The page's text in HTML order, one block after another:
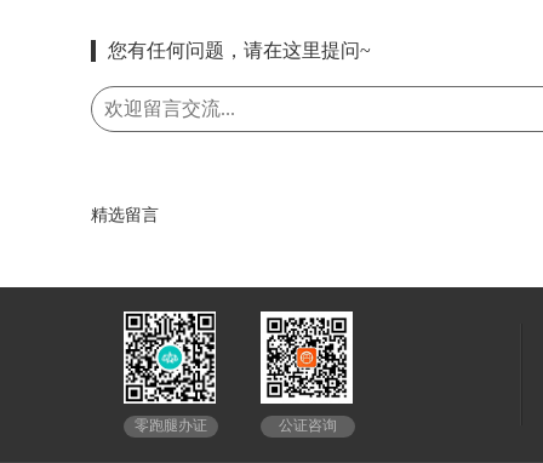
您有任何问题，请在这里提问~
精选留言
零跑腿办证 公证咨询